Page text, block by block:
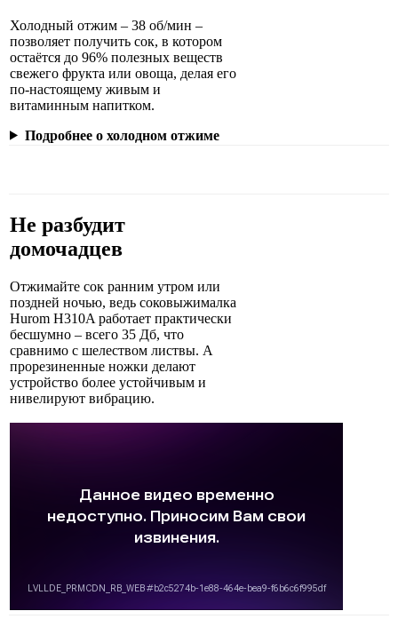
Холодный отжим – 38 об/мин –
позволяет получить сок, в котором
остаётся до 96% полезных веществ
свежего фрукта или овоща, делая его
по-настоящему живым и
витаминным напитком.
Подробнее о холодном отжиме
Не разбудит
домочадцев
Отжимайте сок ранним утром или
поздней ночью, ведь соковыжималка
Hurom H310A работает практически
бесшумно – всего 35 Дб, что
сравнимо с шелеством листвы. А
прорезиненные ножки делают
устройство более устойчивым и
нивелируют вибрацию.